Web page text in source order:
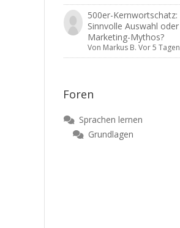
500er-Kernwortschatz:
Sinnvolle Auswahl oder
Marketing-Mythos?
Von Markus B. Vor 5 Tagen
Foren
Sprachen lernen
Grundlagen